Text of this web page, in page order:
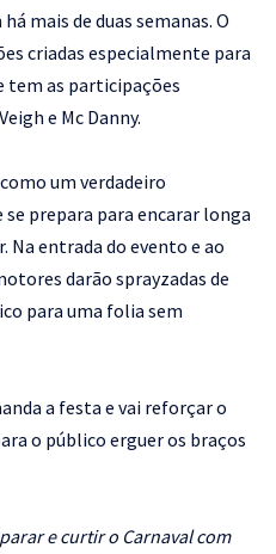
mais de duas semanas. O
criadas especialmente para
tem as participações
e Mc Danny.
um verdadeiro
prepara para encarar longa
Na entrada do evento e ao
darão sprayzadas de
para uma folia sem
a festa e vai reforçar o
o público erguer os braços
e curtir o Carnaval com